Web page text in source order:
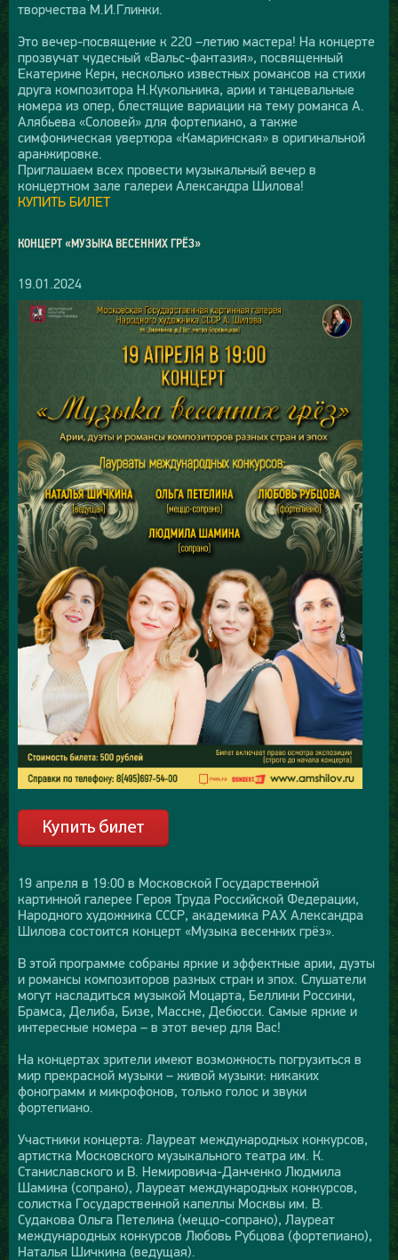
творчества М.И.Глинки.
Это вечер-посвящение к 220 –летию мастера! На концерте
прозвучат чудесный «Вальс-фантазия», посвященный
Екатерине Керн, несколько известных романсов на стихи
друга композитора Н.Кукольника, арии и танцевальные
номера из опер, блестящие вариации на тему романса А.
Алябьева «Соловей» для фортепиано, а также
симфоническая увертюра «Камаринская» в оригинальной
аранжировке.
Приглашаем всех провести музыкальный вечер в
концертном зале галереи Александра Шилова!
КУПИТЬ БИЛЕТ
КОНЦЕРТ «МУЗЫКА ВЕСЕННИХ ГРЁЗ»
19.01.2024
19 апреля в 19:00 в Московской Государственной
картинной галерее Героя Труда Российской Федерации,
Народного художника СССР, академика РАХ Александра
Шилова состоится концерт «Музыка весенних грёз».
В этой программе собраны яркие и эффектные арии, дуэты
и романсы композиторов разных стран и эпох. Слушатели
могут насладиться музыкой Моцарта, Беллини Россини,
Брамса, Делиба, Бизе, Массне, Дебюсси. Самые яркие и
интересные номера – в этот вечер для Вас!
На концертах зрители имеют возможность погрузиться в
мир прекрасной музыки – живой музыки: никаких
фонограмм и микрофонов, только голос и звуки
фортепиано.
Участники концерта: Лауреат международных конкурсов,
артистка Московского музыкального театра им. К.
Станиславского и В. Немировича-Данченко Людмила
Шамина (сопрано), Лауреат международных конкурсов,
солистка Государственной капеллы Москвы им. В.
Судакова Ольга Петелина (меццо-сопрано), Лауреат
международных конкурсов Любовь Рубцова (фортепиано),
Наталья Шичкина (ведущая).